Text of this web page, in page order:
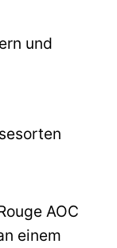
und
AOC
einem